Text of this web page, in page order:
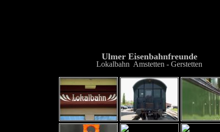
Ulmer Eisenbahnfreunde
Lokalbahn Amstetten - Gerstetten